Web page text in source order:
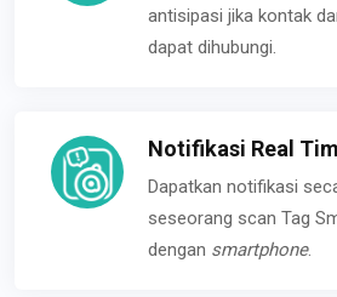
antisipasi jika kontak
dapat dihubungi.
Notifikasi Real
Dapatkan notifikasi
seseorang scan Tag
dengan smartphone.